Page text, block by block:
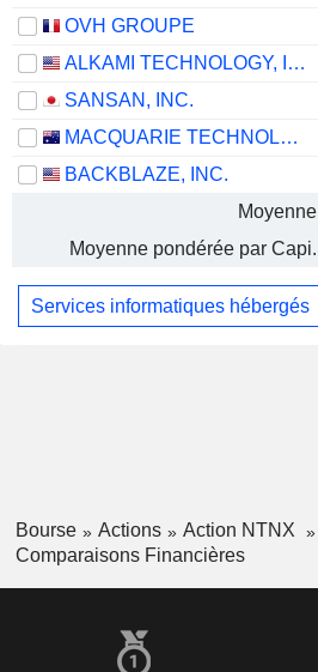
OVH GROUPE
ALKAMI TECHNOLOGY, INC.
SANSAN, INC.
MACQUARIE TECHNOLOGY GROUP LIMITED
BACKBLAZE, INC.
Moyenne
Moyenne pondérée par Capi.
Services informatiques hébergés
Bourse Actions Action NTNX
Comparaisons Financières